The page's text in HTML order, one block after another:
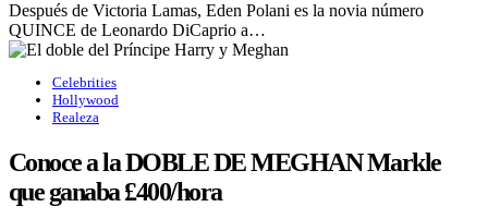
Después de Victoria Lamas, Eden Polani es la novia número
QUINCE de Leonardo DiCaprio a…
Celebrities
Hollywood
Realeza
Conoce a la DOBLE DE MEGHAN Markle
que ganaba £400/hora